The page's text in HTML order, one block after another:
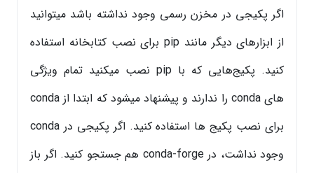
اگر پکیجی در مخزن رسمی وجود نداشته باشد میتوانید
از ابزارهای دیگر مانند pip برای نصب کتابخانه استفاده
کنید. پکیج‌هایی که با pip نصب میکنید تمام ویژگی
های conda را ندارند و پیشنهاد میشود که ابتدا از conda
برای نصب پکیج ها استفاده کنید. اگر پکیجی در conda
وجود نداشت، در conda-forge هم جستجو کنید. اگر باز